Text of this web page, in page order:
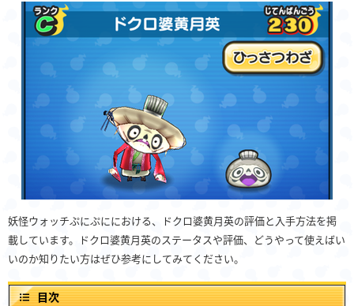
妖怪ウォッチぷにぷににおける、ドクロ婆黄月英の評価と入手方法を掲
載しています。ドクロ婆黄月英のステータスや評価、どうやって使えばい
いのか知りたい方はぜひ参考にしてみてください。
目次